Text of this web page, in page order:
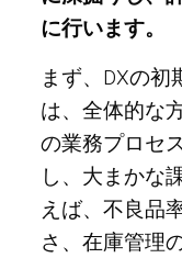
に行います。
まず、DXの
は、全体的な
の業務プロセ
し、大まかな
えば、不良品
さ、在庫管理